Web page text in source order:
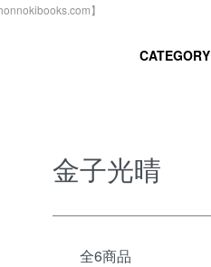
】
CATEGORY
金子光晴
全6商品